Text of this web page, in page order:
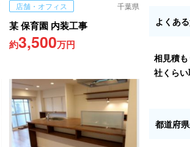
店舗・オフィス 千葉県
某 保育園 内装工事
約3,500万円
よくあ
相見積
社くら
都道府